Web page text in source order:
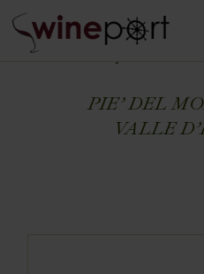
Home
PIE’ DEL
VALLE